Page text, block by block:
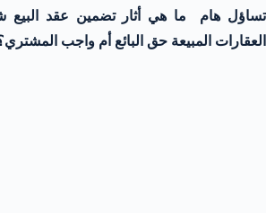
تساؤل هام ما هي أثار تضمين عقد
العقارات المبيعة حق البائع أم واجب